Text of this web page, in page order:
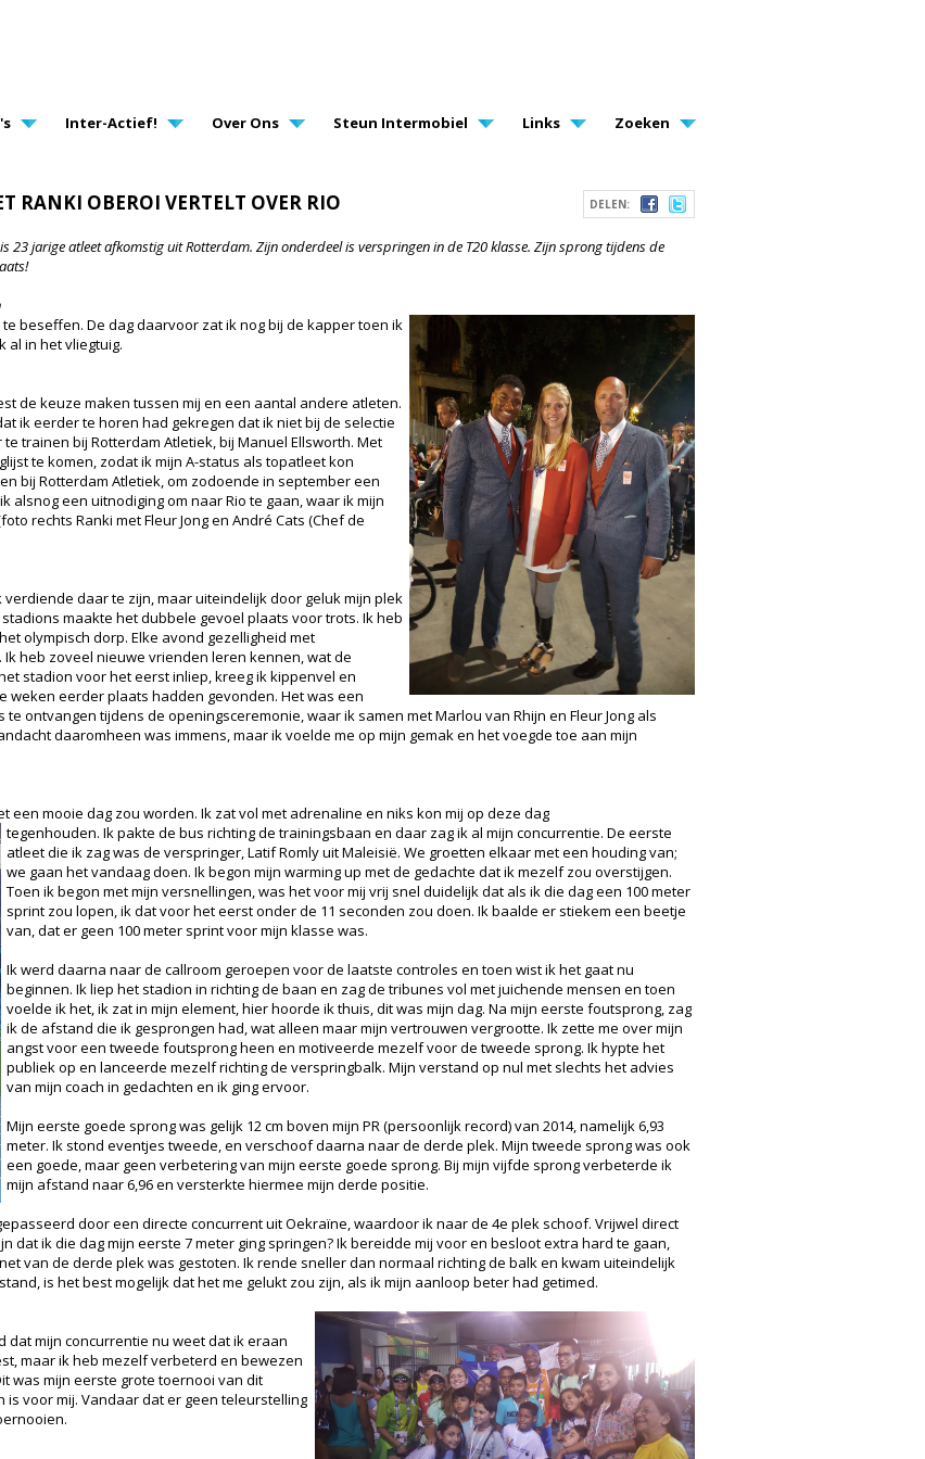
Inter-Actief! Over Ons Steun Intermobiel Links Zoeken
DELEN:
RANKI OBEROI VERTELT OVER RIO
23 jarige atleet afkomstig uit Rotterdam. Zijn onderdeel is verspringen in de T20 klasse. Zijn sprong tijdens de
beseffen. De dag daarvoor zat ik nog bij de kapper toen ik
al in het vliegtuig.
de keuze maken tussen mij en een aantal andere atleten.
ik eerder te horen had gekregen dat ik niet bij de selectie
trainen bij Rotterdam Atletiek, bij Manuel Ellsworth. Met
te komen, zodat ik mijn A-status als topatleet kon
bij Rotterdam Atletiek, om zodoende in september een
alsnog een uitnodiging om naar Rio te gaan, waar ik mijn
rechts Ranki met Fleur Jong en André Cats (Chef de
daar te zijn, maar uiteindelijk door geluk mijn plek
maakte het dubbele gevoel plaats voor trots. Ik heb
olympisch dorp. Elke avond gezelligheid met
heb zoveel nieuwe vrienden leren kennen, wat de
stadion voor het eerst inliep, kreeg ik kippenvel en
weken eerder plaats hadden gevonden. Het was een
ontvangen tijdens de openingsceremonie, waar ik samen met Marlou van Rhijn en Fleur Jong als
daaromheen was immens, maar ik voelde me op mijn gemak en het voegde toe aan mijn
een mooie dag zou worden. Ik zat vol met adrenaline en niks kon mij op deze dag
tegenhouden. Ik pakte de bus richting de trainingsbaan en daar zag ik al mijn concurrentie. De eerste
atleet die ik zag was de verspringer, Latif Romly uit Maleisië. We groetten elkaar met een houding van;
we gaan het vandaag doen. Ik begon mijn warming up met de gedachte dat ik mezelf zou overstijgen.
Toen ik begon met mijn versnellingen, was het voor mij vrij snel duidelijk dat als ik die dag een 100 meter
sprint zou lopen, ik dat voor het eerst onder de 11 seconden zou doen. Ik baalde er stiekem een beetje
van, dat er geen 100 meter sprint voor mijn klasse was.
Ik werd daarna naar de callroom geroepen voor de laatste controles en toen wist ik het gaat nu
beginnen. Ik liep het stadion in richting de baan en zag de tribunes vol met juichende mensen en toen
voelde ik het, ik zat in mijn element, hier hoorde ik thuis, dit was mijn dag. Na mijn eerste foutsprong, zag
ik de afstand die ik gesprongen had, wat alleen maar mijn vertrouwen vergrootte. Ik zette me over mijn
angst voor een tweede foutsprong heen en motiveerde mezelf voor de tweede sprong. Ik hypte het
publiek op en lanceerde mezelf richting de verspringbalk. Mijn verstand op nul met slechts het advies
van mijn coach in gedachten en ik ging ervoor.
Mijn eerste goede sprong was gelijk 12 cm boven mijn PR (persoonlijk record) van 2014, namelijk 6,93
meter. Ik stond eventjes tweede, en verschoof daarna naar de derde plek. Mijn tweede sprong was ook
een goede, maar geen verbetering van mijn eerste goede sprong. Bij mijn vijfde sprong verbeterde ik
mijn afstand naar 6,96 en versterkte hiermee mijn derde positie.
door een directe concurrent uit Oekraïne, waardoor ik naar de 4e plek schoof. Vrijwel direct
dat ik die dag mijn eerste 7 meter ging springen? Ik bereidde mij voor en besloot extra hard te gaan,
van de derde plek was gestoten. Ik rende sneller dan normaal richting de balk en kwam uiteindelijk
is het best mogelijk dat het me gelukt zou zijn, als ik mijn aanloop beter had getimed.
mijn concurrentie nu weet dat ik eraan
maar ik heb mezelf verbeterd en bewezen
was mijn eerste grote toernooi van dit
voor mij. Vandaar dat er geen teleurstelling